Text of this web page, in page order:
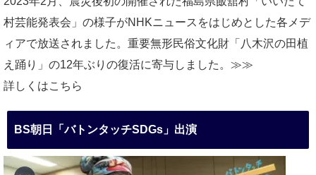
村芸能発表会」の様子がNHKニュースをはじめとした各メデ
ィアで放送されました。重要無形民俗文化財「八木沢の田植
え踊り」の12年ぶりの復活に寄与しました。≫≫
詳しくはこちら
BS朝日「バトンタッチSDGs」出演